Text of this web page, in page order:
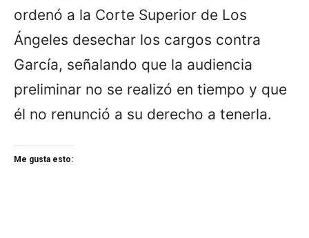
ordenó a la Corte Superior de Los
Ángeles desechar los cargos contra
García, señalando que la audiencia
preliminar no se realizó en tiempo y que
él no renunció a su derecho a tenerla.
Me gusta esto: